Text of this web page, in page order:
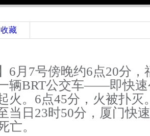
收藏
7号傍晚约6点20分，
辆BRT公交车——即快速
火。6点45分，火被扑灭
当日23时50分，厦门快
亡。